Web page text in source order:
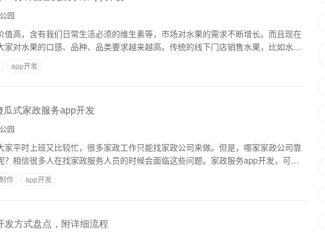
园
值高，含有我们日常生活必须的维生素等，市场对水果的需求不断增长。而且现在
家对水果的口感、品种、品类要求越来越高。传统的线下门店销售水果，比如水果
app开发
式家政服务app开发
园
家平时上班又比较忙，很多家政工作只能找家政公司来做。但是，哪家家政公司靠
？相信很多人在找家政服务人员的时候会面临这些问题。家政服务app开发，可以
作 app开发
发方式盘点，附详细流程